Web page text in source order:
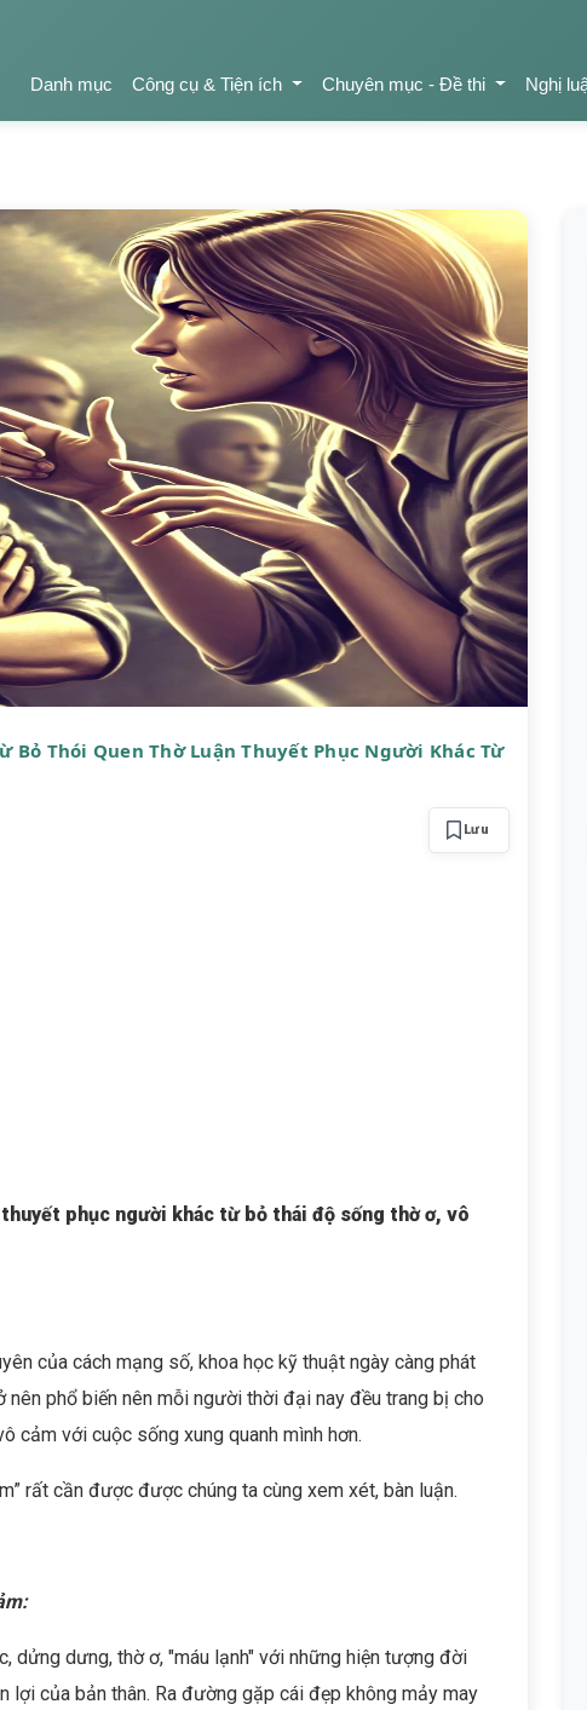
Danh mục Công cụ & Tiện ích Chuyên mục - Đề thi Nghị
Bỏ Thói Quen Thờ Luận Thuyết Phục Người Khác Từ
Lưu
phục người khác từ bỏ thái độ sống thờ ơ, vô
của cách mạng số, khoa học kỹ thuật ngày càng phát
nên phổ biến nên mỗi người thời đại nay đều trang bị cho
cảm với cuộc sống xung quanh mình hơn.
rất cần được được chúng ta cùng xem xét, bàn luận.
dửng dưng, thờ ơ, "máu lạnh" với những hiện tượng đời
lợi của bản thân. Ra đường gặp cái đẹp không mảy may